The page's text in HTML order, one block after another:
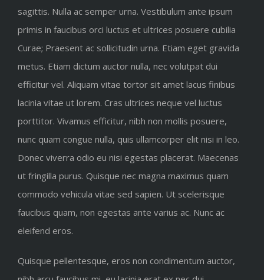
sagittis. Nulla ac semper urna. Vestibulum ante ipsum
primis in faucibus orci luctus et ultrices posuere cubilia
Curae; Praesent ac sollicitudin urna. Etiam eget gravida
metus. Etiam dictum auctor nulla, nec volutpat dui
efficitur vel. Aliquam vitae tortor sit amet lacus finibus
lacinia vitae ut lorem. Cras ultrices neque vel luctus
porttitor. Vivamus efficitur, nibh non mollis posuere,
nunc quam congue nulla, quis ullamcorper elit nisi in leo.
Donec viverra odio eu nisi egestas placerat. Maecenas
ut fringilla purus. Quisque nec magna maximus quam
commodo vehicula vitae sed sapien. Ut scelerisque
faucibus quam, non egestas ante varius ac. Nunc ac
eleifend eros.
Quisque pellentesque, eros non condimentum auctor,